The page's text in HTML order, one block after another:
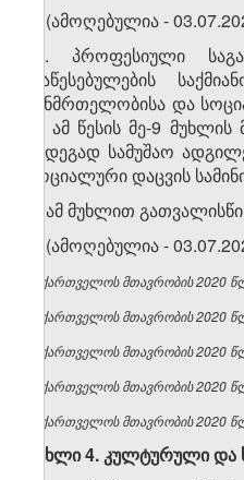
3. (ამოღებულია -
. პროფესიული
დაწესებულების
ჯანმრთელობისა და
ან ამ წესის მე-9
შედეგად სამუშაო
სოციალური დაცვის
4. ამ მუხლით
5. (ამოღებულია -
საქართველოს მთავრობის 2020
საქართველოს მთავრობის 2020
საქართველოს მთავრობის 2020
საქართველოს მთავრობის 2020
საქართველოს მთავრობის 2020
მუხლი 4.კულტურულიდა